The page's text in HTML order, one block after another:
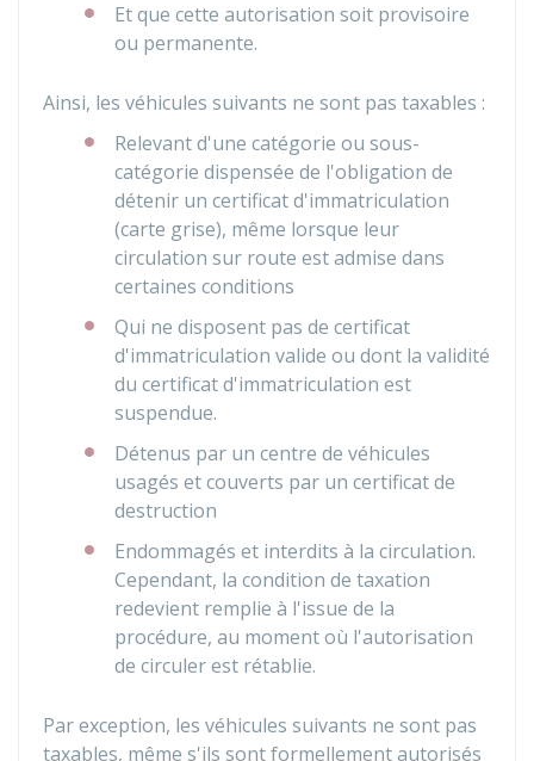
Et que cette autorisation soit provisoire
ou permanente.
Ainsi, les véhicules suivants ne sont pas taxables :
Relevant d'une catégorie ou sous-
catégorie dispensée de l'obligation de
détenir un certificat d'immatriculation
(carte grise), même lorsque leur
circulation sur route est admise dans
certaines conditions
Qui ne disposent pas de certificat
d'immatriculation valide ou dont la validité
du certificat d'immatriculation est
suspendue.
Détenus par un centre de véhicules
usagés et couverts par un certificat de
destruction
Endommagés et interdits à la circulation.
Cependant, la condition de taxation
redevient remplie à l'issue de la
procédure, au moment où l'autorisation
de circuler est rétablie.
Par exception, les véhicules suivants ne sont pas
taxables, même s'ils sont formellement autorisés